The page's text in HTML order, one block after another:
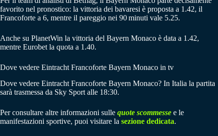
favorito nel pronostico: la vittoria dei bavaresi è proposta a 1.42, il
Francoforte a 6, mentre il pareggio nei 90 minuti vale 5.25.
Anche su PlanetWin la vittoria del Bayern Monaco è data a 1.42,
mentre Eurobet la quota a 1.40.
Dove vedere Eintracht Francoforte Bayern Monaco in tv
Dove vedere Eintracht Francoforte Bayern Monaco? In Italia la partita
sarà trasmessa da Sky Sport alle 18:30.
Per consultare altre informazioni sulle quote scommesse e le
manifestazioni sportive, puoi visitare la sezione dedicata.